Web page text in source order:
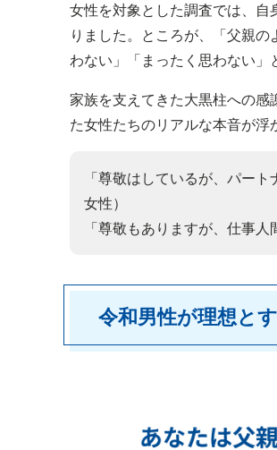
女性を対象とした調査では、自
りました。ところが、「父親
わない」「まったく思わない」
家族を支えてきた大黒柱への
た女性たちのリアルな本音が浮
「尊敬はしているが、パー
女性）
「尊敬もありますが、仕事
令和男性が理想と